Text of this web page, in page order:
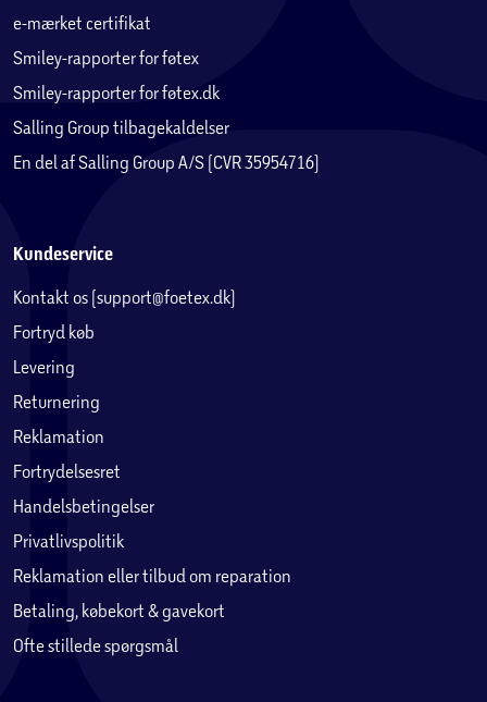
e-mærket certifikat
Smiley-rapporter for føtex
Smiley-rapporter for føtex.dk
Salling Group tilbagekaldelser
En del af Salling Group A/S (CVR 35954716)
Kundeservice
Kontakt os (support@foetex.dk)
Fortryd køb
Levering
Returnering
Reklamation
Fortrydelsesret
Handelsbetingelser
Privatlivspolitik
Reklamation eller tilbud om reparation
Betaling, købekort & gavekort
Ofte stillede spørgsmål